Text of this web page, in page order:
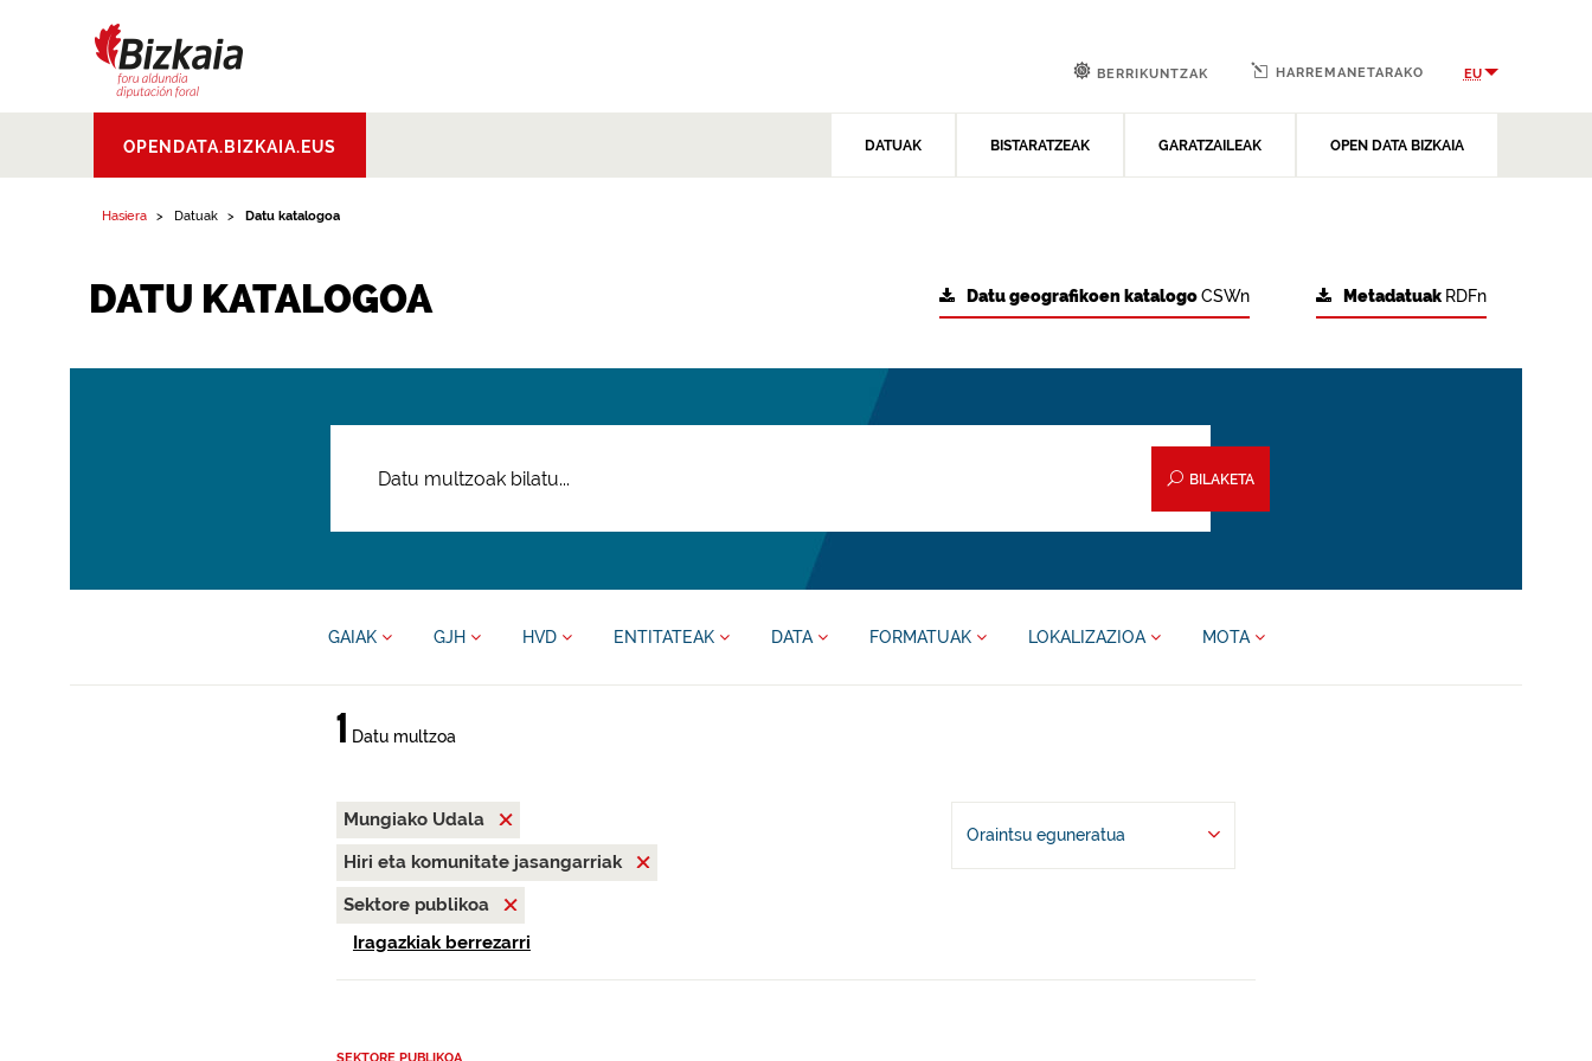
Aldundia.Diputacion
Foral de Bizkaia
OPENDATA.BIZKAIA.EUS DATUAK BISTARATZEAK GARATZAILEAK OPEN DATA BIZKAIA
BERRIKUNTZAK HARREMANETARAKO EU
Hasiera Datuak Datu katalogoa
DATU KATALOGOA Metadatuak RDFn
Datu geografikoen katalogoCSWn
BILAKETA
GAIAK GJH HVD ENTITATEAK DATA FORMATUAK LOKALIZAZIOA MOTA
1 Datu multzoa
Mungiako Udala
Hiri eta komunitate jasangarriak
Sektore publikoa
Iragazkiak berrezarri
Oraintsu eguneratua